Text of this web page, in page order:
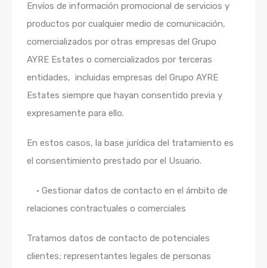
Envíos de información promocional de servicios y
productos por cualquier medio de comunicación,
comercializados por otras empresas del Grupo
AYRE Estates o comercializados por terceras
entidades, incluidas empresas del Grupo AYRE
Estates siempre que hayan consentido previa y
expresamente para ello.
En estos casos, la base jurídica del tratamiento es
el consentimiento prestado por el Usuario.
• Gestionar datos de contacto en el ámbito de
relaciones contractuales o comerciales
Tratamos datos de contacto de potenciales
clientes; representantes legales de personas